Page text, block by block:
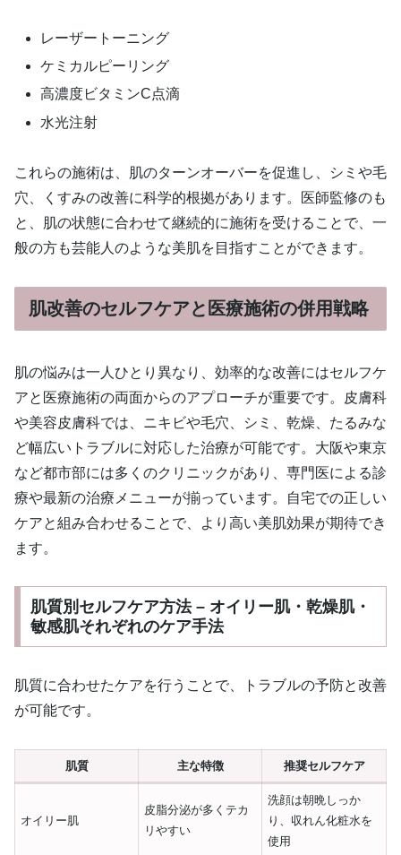
レーザートーニング
ケミカルピーリング
高濃度ビタミンC点滴
水光注射
これらの施術は、肌のターンオーバーを促進し、シミや毛
穴、くすみの改善に科学的根拠があります。医師監修のも
と、肌の状態に合わせて継続的に施術を受けることで、一
般の方も芸能人のような美肌を目指すことができます。
肌改善のセルフケアと医療施術の併用戦略
肌の悩みは一人ひとり異なり、効率的な改善にはセルフケ
アと医療施術の両面からのアプローチが重要です。皮膚科
や美容皮膚科では、ニキビや毛穴、シミ、乾燥、たるみな
ど幅広いトラブルに対応した治療が可能です。大阪や東京
など都市部には多くのクリニックがあり、専門医による診
療や最新の治療メニューが揃っています。自宅での正しい
ケアと組み合わせることで、より高い美肌効果が期待でき
ます。
肌質別セルフケア方法 – オイリー肌・乾燥肌・
敏感肌それぞれのケア手法
肌質に合わせたケアを行うことで、トラブルの予防と改善
が可能です。
肌質 主な特徴 推奨セルフケア
オイリー肌
皮脂分泌が多くテカ
リやすい
洗顔は朝晩しっか
り、収れん化粧水を
使用